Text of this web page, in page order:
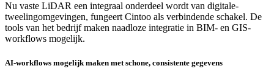
Nu vaste LiDAR een integraal onderdeel wordt van digitale-
tweelingomgevingen, fungeert Cintoo als verbindende schakel. De
tools van het bedrijf maken naadloze integratie in BIM- en GIS-
workflows mogelijk.
AI-workflows mogelijk maken met schone, consistente gegevens